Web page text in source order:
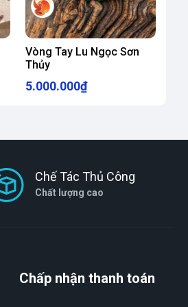
Vòng Tay Lu Ngọc Sơn
Thủy
5.000.000₫
Chế Tác Thủ Công
Chất lượng cao
Chấp nhận thanh toán